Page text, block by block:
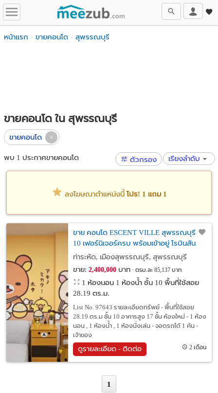
หน้าแรก ขายคอนโด สุพรรณบุรี
ขายคอนโด ใน สุพรรณบุรี
ขายคอนโด
พบ 1 ประกาศขายคอนโด ตัวกรอง เรียงลำดับ
ลงโฆษณาตำแหน่งนี้ โปร! 1 แถม 1
ขาย คอนโด ESCENT VILLE สุพรรณบุรี ชั้น
10 เฟอร์นิเจอร์ครบ พร้อมเข้าอยู่ โรบินสัน
ไลฟ์สไตล์ สุพรรณบุรี บนถนนทางหลวง
ท่าระหัด, เมืองสุพรรณบุรี, สุพรรณบุรี
ขาย: 2,400,000บาท ตรม.ละ 85,137 บาท
1 ห้องนอน 1 ห้องน้ำ ชั้น 10 พื้นที่ใช้สอย
28.19 ตร.ม.
List No. 97643 รายละเอียดทรัพย์ - พื้นที่ใช้สอย
28.19 ตร.ม ชั้น 10 อาคารสูง 17 ชั้น ห้องใหม่ - 1 ห้อง
นอน , 1 ห้องน้ำ , 1 ห้องนั่งเล่น - จอดรถได้ 1 คัน -
เจ้าของ
ดูรายละเอียด - ติดต่อ 2 เดือน
1